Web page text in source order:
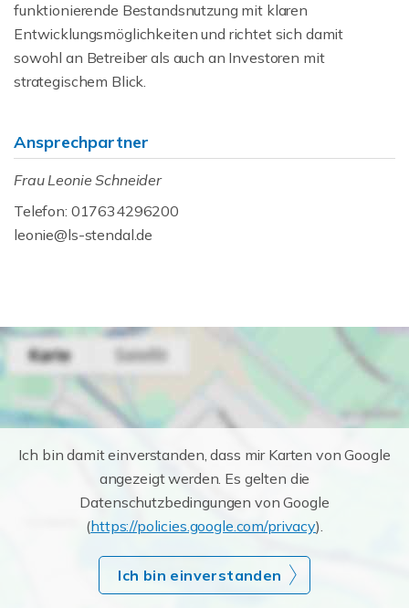
funktionierende Bestandsnutzung mit klaren
Entwicklungsmöglichkeiten und richtet sich damit
sowohl an Betreiber als auch an Investoren mit
strategischem Blick.
Ansprechpartner
Frau Leonie Schneider
Telefon: 017634296200
leonie@ls-stendal.de
Ich bin damit einverstanden, dass mir Karten von Google
angezeigt werden. Es gelten die
Datenschutzbedingungen von Google
(https://policies.google.com/privacy).
Ich bin einverstanden